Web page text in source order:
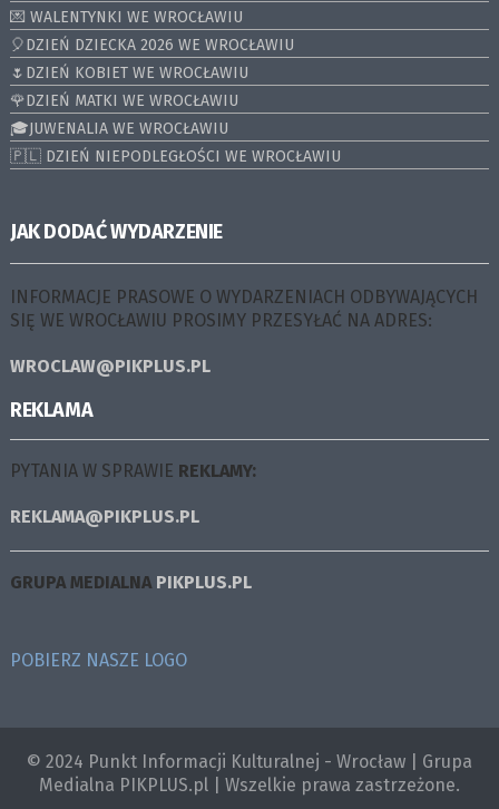
💌 WALENTYNKI WE WROCŁAWIU
🎈DZIEŃ DZIECKA 2026 WE WROCŁAWIU
🌷DZIEŃ KOBIET WE WROCŁAWIU
🌹DZIEŃ MATKI WE WROCŁAWIU
🎓JUWENALIA WE WROCŁAWIU
🇵🇱 DZIEŃ NIEPODLEGŁOŚCI WE WROCŁAWIU
JAK DODAĆ WYDARZENIE
INFORMACJE PRASOWE O WYDARZENIACH ODBYWAJĄCYCH
SIĘ WE WROCŁAWIU PROSIMY PRZESYŁAĆ NA ADRES:
WROCLAW@PIKPLUS.PL
REKLAMA
PYTANIA W SPRAWIE REKLAMY:
REKLAMA@PIKPLUS.PL
GRUPA MEDIALNA PIKPLUS.PL
POBIERZ NASZE LOGO
© 2024 Punkt Informacji Kulturalnej - Wrocław | Grupa
Medialna PIKPLUS.pl | Wszelkie prawa zastrzeżone.